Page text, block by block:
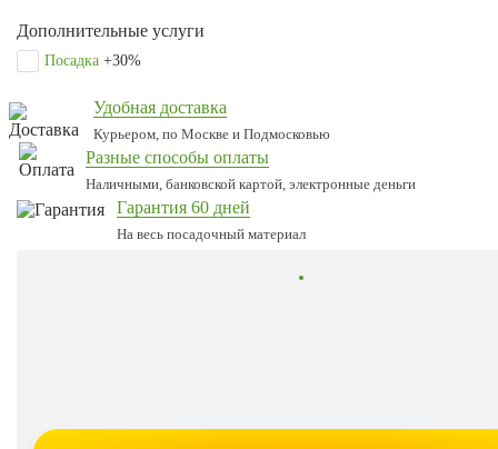
Дополнительные услуги
Посадка +30%
Удобная доставка
Курьером, по Москве и Подмосковью
Разные способы оплаты
Наличными, банковской картой, электронные деньги
Гарантия 60 дней
На весь посадочный материал